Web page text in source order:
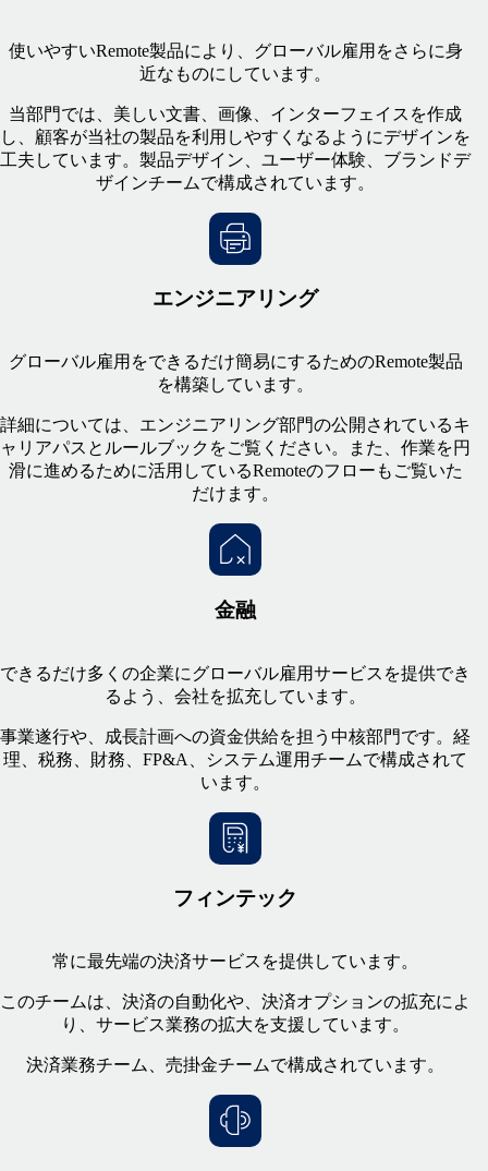
使いやすいRemote製品により、グローバル雇用をさらに身
近なものにしています。
当部門では、美しい文書、画像、インターフェイスを作成
し、顧客が当社の製品を利用しやすくなるようにデザインを
工夫しています。製品デザイン、ユーザー体験、ブランドデ
ザインチームで構成されています。
エンジニアリング
グローバル雇用をできるだけ簡易にするためのRemote製品
を構築しています。
詳細については、エンジニアリング部門の公開されているキ
ャリアパスとルールブックをご覧ください。また、作業を円
滑に進めるために活用しているRemoteのフローもご覧いた
だけます。
金融
できるだけ多くの企業にグローバル雇用サービスを提供でき
るよう、会社を拡充しています。
事業遂行や、成長計画への資金供給を担う中核部門です。経
理、税務、財務、FP&A、システム運用チームで構成されて
います。
フィンテック
常に最先端の決済サービスを提供しています。
このチームは、決済の自動化や、決済オプションの拡充によ
り、サービス業務の拡大を支援しています。
決済業務チーム、売掛金チームで構成されています。